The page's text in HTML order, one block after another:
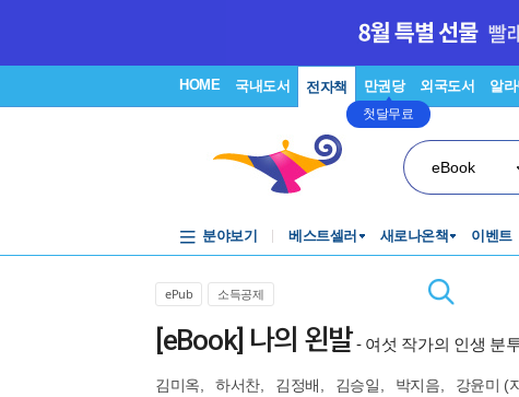
HOME 국내도서 전자책 만권당
첫달무료
외국도서 알
eBook
분야보기 베스트셀러 새로나온책 이벤트
ePub 소득공제
[eBook] 나의 왼발- 여섯 작가의 인생 분
김미옥 하서찬 김정배 김승일 박지음 강윤미 (